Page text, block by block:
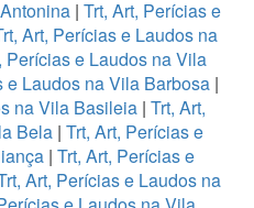
| Trt, Art, Perícias e
Art, Perícias e Laudos na
Perícias e Laudos na Vila
e Laudos na Vila Barbosa|
na Vila Basileia | Trt, Art,
Bela | Trt, Art, Perícias e
| Trt, Art, Perícias e
Art, Perícias e Laudos na